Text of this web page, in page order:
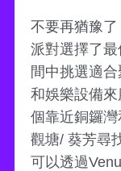
不要再猶豫
派對選擇了
間中挑選適
和娛樂設備
個靠近銅鑼
觀塘/ 葵芳尋
可以透過